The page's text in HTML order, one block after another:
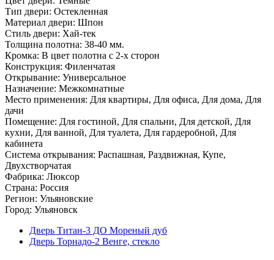
Тип двери: Остекленная
Материал двери: Шпон
Стиль двери: Хай-тек
Толщина полотна: 38-40 мм.
Кромка: В цвет полотна с 2-х сторон
Конструкция: Филенчатая
Открывание: Универсальное
Назначение: Межкомнатные
Место применения: Для квартиры, Для офиса, Для дома, Для
дачи
Помещение: Для гостиной, Для спальни, Для детской, Для
кухни, Для ванной, Для туалета, Для гардеробной, Для
кабинета
Система открывания: Распашная, Раздвижная, Купе,
Двухстворчатая
Фабрика: Люксор
Страна: Россия
Регион: Ульяновские
Город: Ульяновск
Дверь Титан-3 ДО Мореный дуб
Дверь Торнадо-2 Венге, стекло